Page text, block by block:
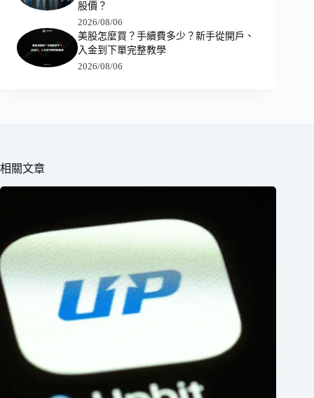
股價？
2026/08/06
美股怎麼買？手續費多少？新手從開戶、
入金到下單完整教學
2026/08/06
相關文章